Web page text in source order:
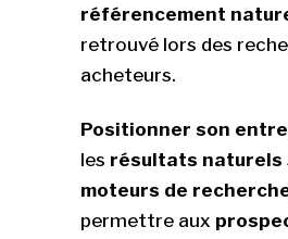
référencement
retrouvé lors des
acheteurs.
Positionner son
les résultats naturels
moteurs de
permettre aux